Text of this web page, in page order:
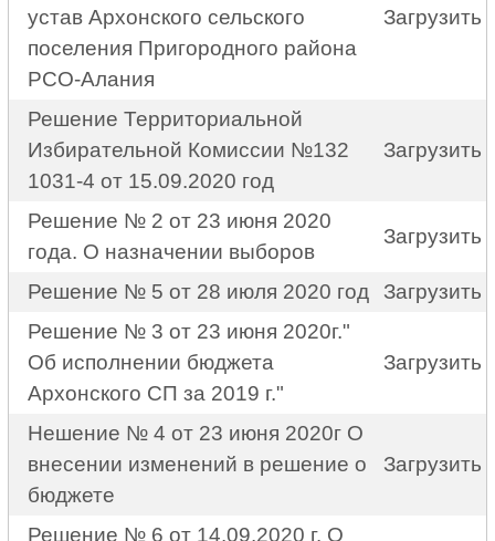
устав Архонского сельского
поселения Пригородного района
РСО-Алания
Загрузить
Решение Территориальной
Избирательной Комиссии №132
1031-4 от 15.09.2020 год
Загрузить
Решение № 2 от 23 июня 2020
года. О назначении выборов
Загрузить
Решение № 5 от 28 июля 2020 год
Загрузить
Решение № 3 от 23 июня 2020г."
Об исполнении бюджета
Архонского СП за 2019 г."
Загрузить
Hешение № 4 от 23 июня 2020г О
внесении изменений в решение о
бюджете
Загрузить
Решение № 6 от 14.09.2020 г. О